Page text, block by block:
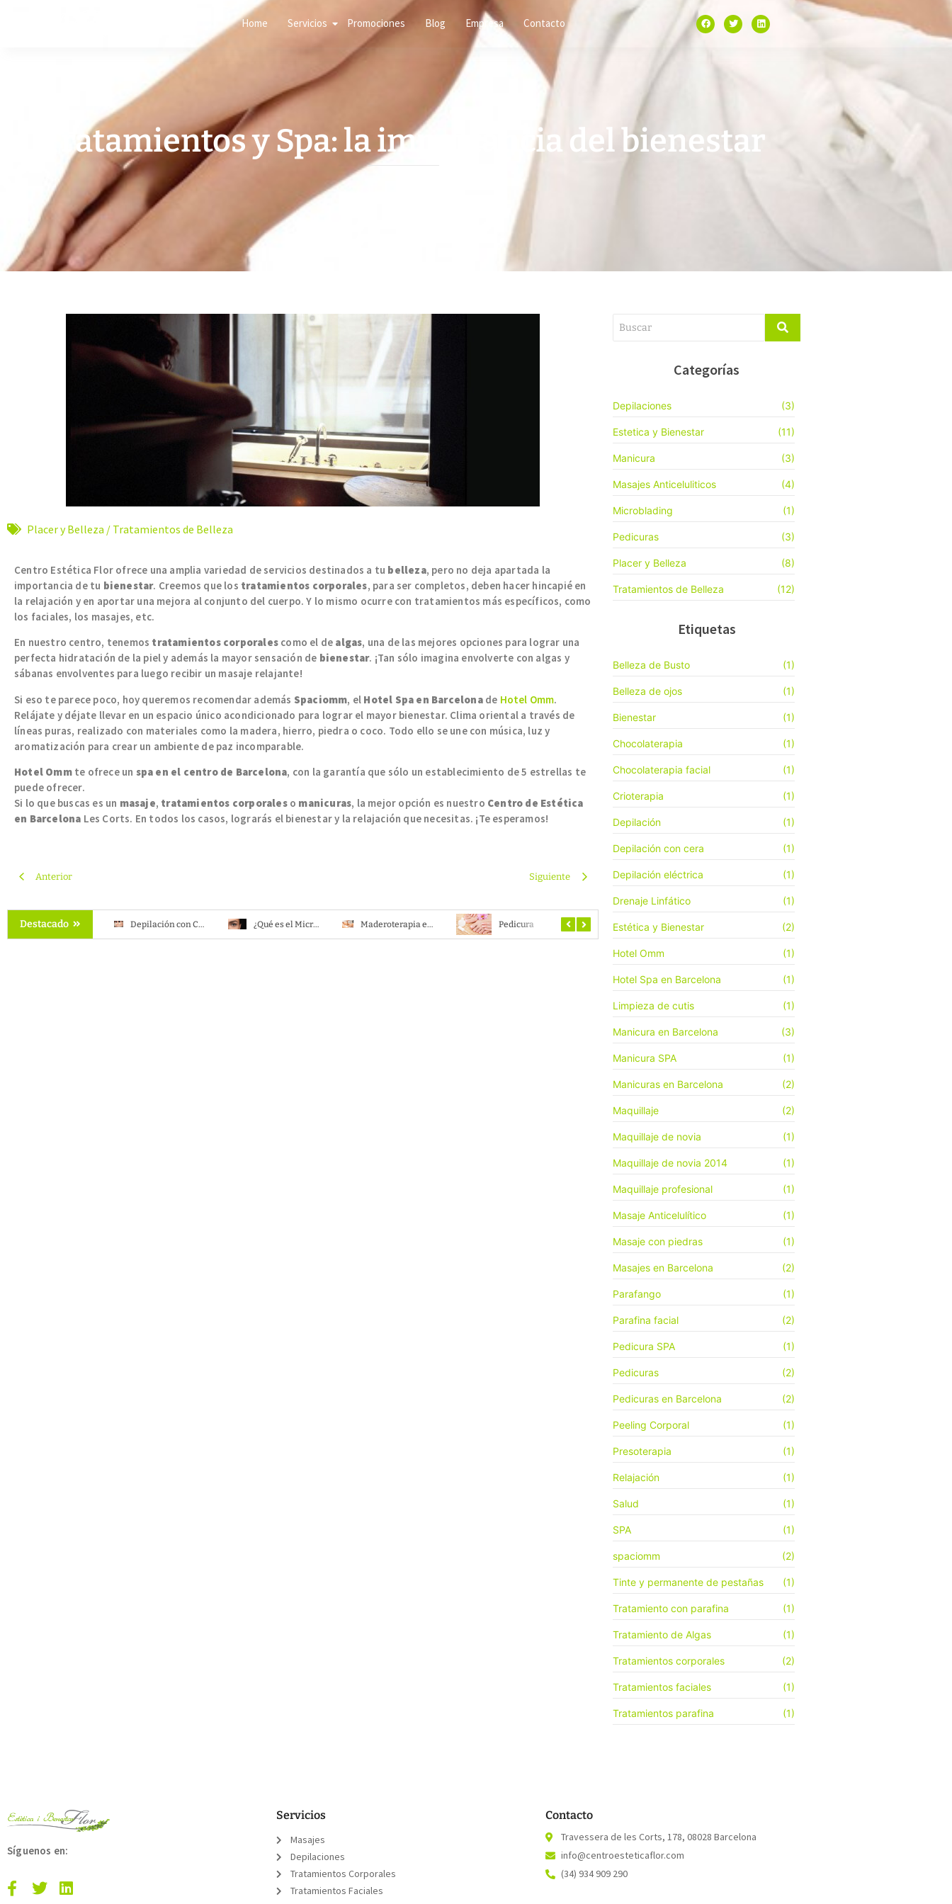
Home Servicios Promociones Blog Empresa Contacto
Tratamientos y Spa: la importancia del bienestar
Placer y Belleza / Tratamientos de Belleza
Centro Estética Flor ofrece una amplia variedad de servicios destinados a tu belleza, pero no deja apartada la
importancia de tu bienestar. Creemos que los tratamientos corporales, para ser completos, deben hacer hincapié en
la relajación y en aportar una mejora al conjunto del cuerpo. Y lo mismo ocurre con tratamientos más específicos, como
los faciales, los masajes, etc.
En nuestro centro, tenemos tratamientos corporales como el de algas, una de las mejores opciones para lograr una
perfecta hidratación de la piel y además la mayor sensación de bienestar. ¡Tan sólo imagina envolverte con algas y
sábanas envolventes para luego recibir un masaje relajante!
Si eso te parece poco, hoy queremos recomendar además Spaciomm, el Hotel Spa en Barcelonade Hotel Omm.
Relájate y déjate llevar en un espacio único acondicionado para lograr el mayor bienestar. Clima oriental a través de
líneas puras, realizado con materiales como la madera, hierro, piedra o coco. Todo ello se une con música, luz y
aromatización para crear un ambiente de paz incomparable.
Hotel Ommte ofrece un spa en el centro de Barcelona, con la garantía que sólo un establecimiento de 5 estrellas te
puede ofrecer.
Si lo que buscas es un masaje, tratamientos corporaleso manicuras, la mejor opción es nuestro Centro de Estética
en Barcelona Les Corts. En todos los casos, lograrás el bienestar y la relajación que necesitas. ¡Te esperamos!
Anterior Siguiente
Destacado Depilación con Cera vs. Depilación con Láser: ¿Cuál es la mejor opción? ¿Qué es el Microblading de cejas? Maderoterapia en Barcelona | Tratamientos de Bienestar Pedicura Manicura SemiPermanente
Categorías
Depilaciones (3)
Estetica y Bienestar (11)
Manicura (3)
Masajes Anticeluliticos (4)
Microblading (1)
Pedicuras (3)
Placer y Belleza (8)
Tratamientos de Belleza (12)
Etiquetas
Belleza de Busto (1)
Belleza de ojos (1)
Bienestar (1)
Chocolaterapia (1)
Chocolaterapia facial (1)
Crioterapia (1)
Depilación (1)
Depilación con cera (1)
Depilación eléctrica (1)
Drenaje Linfático (1)
Estética y Bienestar (2)
Hotel Omm (1)
Hotel Spa en Barcelona (1)
Limpieza de cutis (1)
Manicura en Barcelona (3)
Manicura SPA (1)
Manicuras en Barcelona (2)
Maquillaje (2)
Maquillaje de novia (1)
Maquillaje de novia 2014 (1)
Maquillaje profesional (1)
Masaje Anticelulítico (1)
Masaje con piedras (1)
Masajes en Barcelona (2)
Parafango (1)
Parafina facial (2)
Pedicura SPA (1)
Pedicuras (2)
Pedicuras en Barcelona (2)
Peeling Corporal (1)
Presoterapia (1)
Relajación (1)
Salud (1)
SPA (1)
spaciomm (2)
Tinte y permanente de pestañas (1)
Tratamiento con parafina (1)
Tratamiento de Algas (1)
Tratamientos corporales (2)
Tratamientos faciales (1)
Tratamientos parafina (1)
Síguenos en:
Servicios
Masajes
Depilaciones
Tratamientos Corporales
Tratamientos Faciales
Contacto
Travessera de les Corts, 178, 08028 Barcelona
info@centroesteticaflor.com
(34) 934 909 290